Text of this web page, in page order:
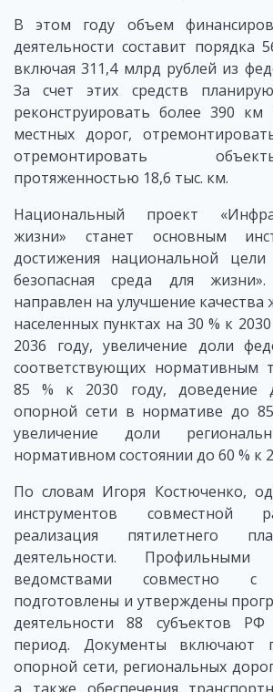
В этом году объем
деятельности составит порядка
включая 311,4 млрд рублей из
За счет этих средств
реконструировать более 390 км
местных дорог,
отремонтировать
протяженностью 18,6 тыс. км.
Национальный проект
жизни» станет основным
достижения национальной
безопасная среда для
направлен на улучшение
населенных пунктах на 30 % к
2036 году, увеличение доли
соответствующих нормативным
85 % к 2030 году, доведение
опорной сети в нормативе до
увеличение доли
нормативном состоянии до 60 % к
По словам Игоря Костюченко,
инструментов совместной
реализация пятилетнего
деятельности. Профильными
ведомствами совместно с
подготовлены и утверждены
деятельности 88 субъектов
период. Документы включают
опорной сети, региональных